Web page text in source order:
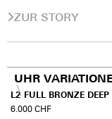
ZUR STORY
UHR
L2 FULL BRONZE DEEP
6.000CHF